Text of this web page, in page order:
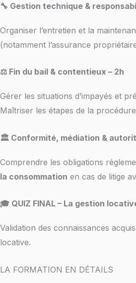
🔧 Gestion technique &
Organiser l’entretien et la
(notamment l’assurance
⚖️ Fin du bail & contentieux – 2h
Gérer les situations d’impayés et
Maîtriser les étapes de la
🏛️ Conformité, médiation &
Comprendre les obligations
la consommation en cas de litige
🎓 QUIZ FINAL – La gestion
Validation des connaissances
locative.
LA FORMATION EN DÉTAILS